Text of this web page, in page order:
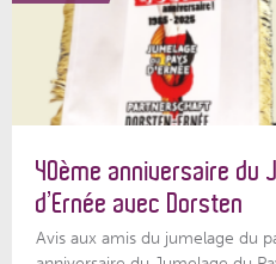
40ème anniversaire du
d’Ernée avec Dorsten
Avis aux amis du jumelage du